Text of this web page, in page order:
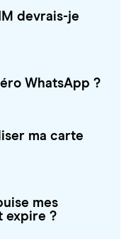
devrais-je
WhatsApp ?
ma carte
mes
expire ?